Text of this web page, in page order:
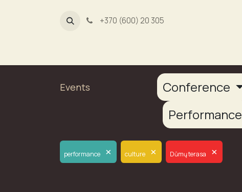
+370 (600) 20 305
Events Conference
Performance
performance × culture × Dūmų terasa ×